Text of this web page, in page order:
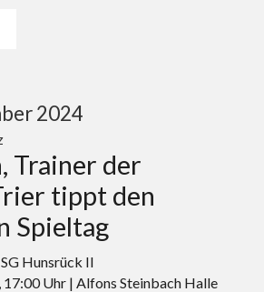
2024
Trainer der
tippt den
Spieltag
Hunsrück II
17:00 Uhr | Alfons Steinbach Halle